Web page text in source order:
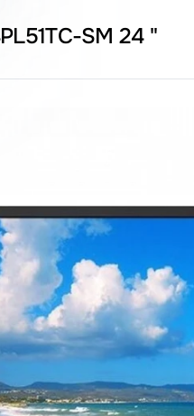
SM 24 "